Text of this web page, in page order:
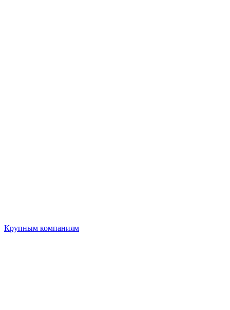
Крупным компаниям